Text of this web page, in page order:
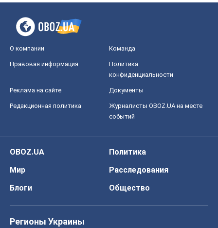
О компании Команда
Правовая информация
Политика
конфиденциальности
Реклама на сайте Документы
Редакционная политика
Журналисты OBOZ.UA на месте
событий
OBOZ.UA
Политика
Мир
Расследования
Блоги
Общество
Регионы Украины